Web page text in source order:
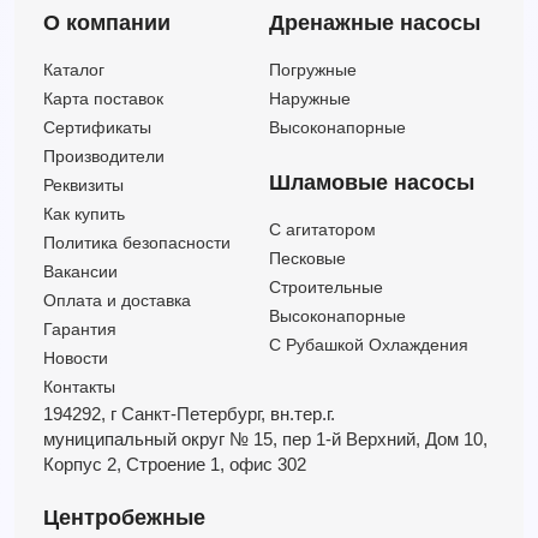
EVMSG5 3N6 HQ1BVG V (Артикул 3436005003)
EVMSG5 3N6 HQGQ1EG E (Артикул 3436002003)
EVMSG5 3N6 HQGQ1VG V (Артикул 3436003003)
EVMSG5 3N6 HQGQ1VG V/1,1 ETM (Артикул 26460030035)
EVMSG5 3N6 Q1BEG E (Артикул 3436000003)
EVMSG5 3N6 Q1BEG E/1,1 ETM (Артикул 26460000035)
EVMSG5 3N6 Q1BVG V (Артикул 3436001003)
О компании
Каталог
Карта поставок
Сертификаты
Производители
Реквизиты
Как купить
Политика безопасности
Вакансии
Оплата и доставка
Гарантия
Новости
Контакты
Дренажные насосы
Погружные
Наружные
Высоконапорные
Шламовые насосы
C агитатором
Песковые
Строительные
Высоконапорные
С Рубашкой Охлаждения
194292, г Санкт-Петербург, вн.тер.г.
муниципальный округ № 15, пер 1-й Верхний, Дом 10,
Корпус 2, Строение 1, офис 302
Центробежные